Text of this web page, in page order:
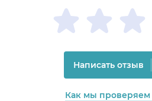
Написать отзыв
Как мы проверяем